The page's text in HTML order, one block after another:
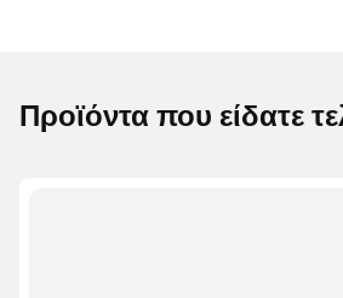
Προϊόντα που είδατε